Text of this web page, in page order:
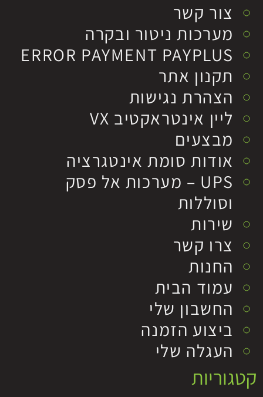
צור קשר
מערכות ניטור ובקרה
ERROR PAYMENT PAYPLUS
תקנון אתר
הצהרת נגישות
ליין אינטראקטיב VX
מבצעים
אודות סומת אינטגרציה
UPS – מערכות אל פסק
וסוללות
שירות
צרו קשר
החנות
עמוד הבית
החשבון שלי
ביצוע הזמנה
העגלה שלי
קטגוריות